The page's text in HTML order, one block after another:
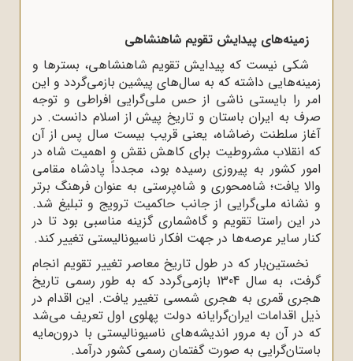
زمینه‌های پیدایش تقویم شاهنشاهی
شکی نیست که پیدایش تقویم شاهنشاهی، بستر‌ها و
زمینه‌هایی داشته که به سال‌های پیشین بازمی‌گردد و این
امر را بایستی ناشی از حس ملی‌گرایی افراطی و توجه
صرف به ایران باستان و تاریخ پیش از اسلام دانست. در
آغاز سلطنت رضاشاه، یعنی قریب بیست سال پس از آن
که انقلاب مشروطیت برای کاهش نقش و اهمیت شاه در
امور کشور به پیروزی رسیده بود، مجدداً پادشاه مقامی
والا یافت؛ شاه‌محوری و شاه‌پرستی به‌ عنوان فرهنگ برتر
و نشانه ملی‌گرایی از جانب حاکمیت ترویج و تبلیغ شد.
در این راستا تقویم و گاه‌شماری گزینه مناسبی بود تا در
کنار سایر عرصه‌ها در جهت افکار ناسیونالیستی تغییر کند.
نخستین‌بار که در طول تاریخ معاصر تغییر تقویم انجام
گرفت، به سال 1304 بازمی‌گردد که به‌ طور رسمی تاریخ
هجری قمری به هجری شمسی تغییر یافت. این اقدام در
ذیل اقدامات ایران‌گرایانه دولت پهلوی اول تعریف می‌شد
که در آن به مرور اندیشه‌های ناسیونالیستی با درون‌مایه
باستان‌گرایی به ‌صورت گفتمان رسمی کشور درآمد.